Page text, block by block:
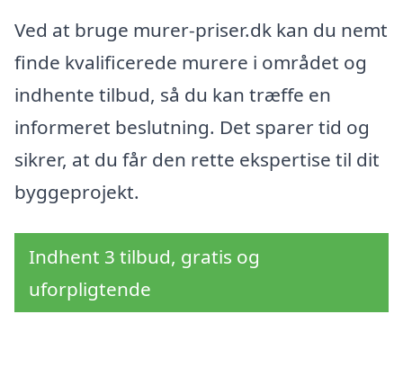
Ved at bruge murer-priser.dk kan du nemt
finde kvalificerede murere i området og
indhente tilbud, så du kan træffe en
informeret beslutning. Det sparer tid og
sikrer, at du får den rette ekspertise til dit
byggeprojekt.
Indhent 3 tilbud, gratis og
uforpligtende